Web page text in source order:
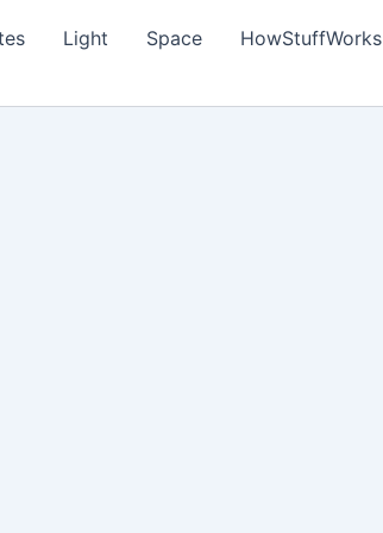
Light Space HowStuffWorks